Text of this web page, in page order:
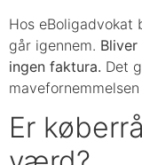
Hos eBoligadvokat
går igennem.
ingen faktura. Det
Er